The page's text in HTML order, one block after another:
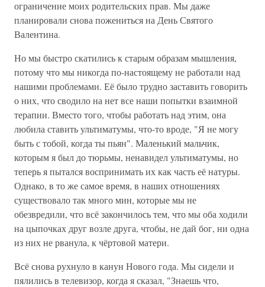
ограничение моих родительских прав. Мы даже
планировали снова пожениться на День Святого
Валентина.
Но мы быстро скатились к старым образам мышления,
потому что мы никогда по-настоящему не работали над
нашими проблемами. Её было трудно заставить говорить
о них, что сводило на нет все наши попытки взаимной
терапии. Вместо того, чтобы работать над этим, она
любила ставить ультиматумы, что-то вроде, "Я не могу
быть с тобой, когда ты пьян". Маленький мальчик,
которым я был до тюрьмы, ненавидел ультиматумы, но
теперь я пытался воспринимать их как часть её натуры.
Однако, в то же самое время, в наших отношениях
существовало так много мин, которые мы не
обезвредили, что всё закончилось тем, что мы оба ходили
на цыпочках друг возле друга, чтобы, не дай бог, ни одна
из них не рванула, к чёртовой матери.
Всё снова рухнуло в канун Нового года. Мы сидели и
пялились в телевизор, когда я сказал, "Знаешь что,